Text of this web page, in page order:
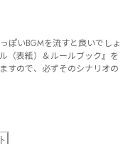
ぽいBGMを流すと良いでしょ
（表紙）＆ルールブック』を
すので、必ずそのシナリオの